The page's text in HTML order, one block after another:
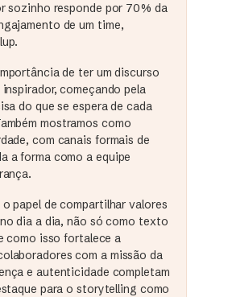
sozinho responde por 70% da
de um time,
de ter um discurso
começando pela
do que se espera de cada
mostramos como
com canais formais de
a forma como a equipe
o papel de compartilhar valores
dia a dia, não só como texto
como isso fortalece a
com a missão da
e autenticidade completam
para o storytelling como